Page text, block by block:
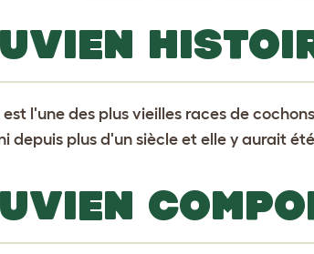
est l'une des plus vieilles races de
depuis plus d'un siècle et elle y aurait